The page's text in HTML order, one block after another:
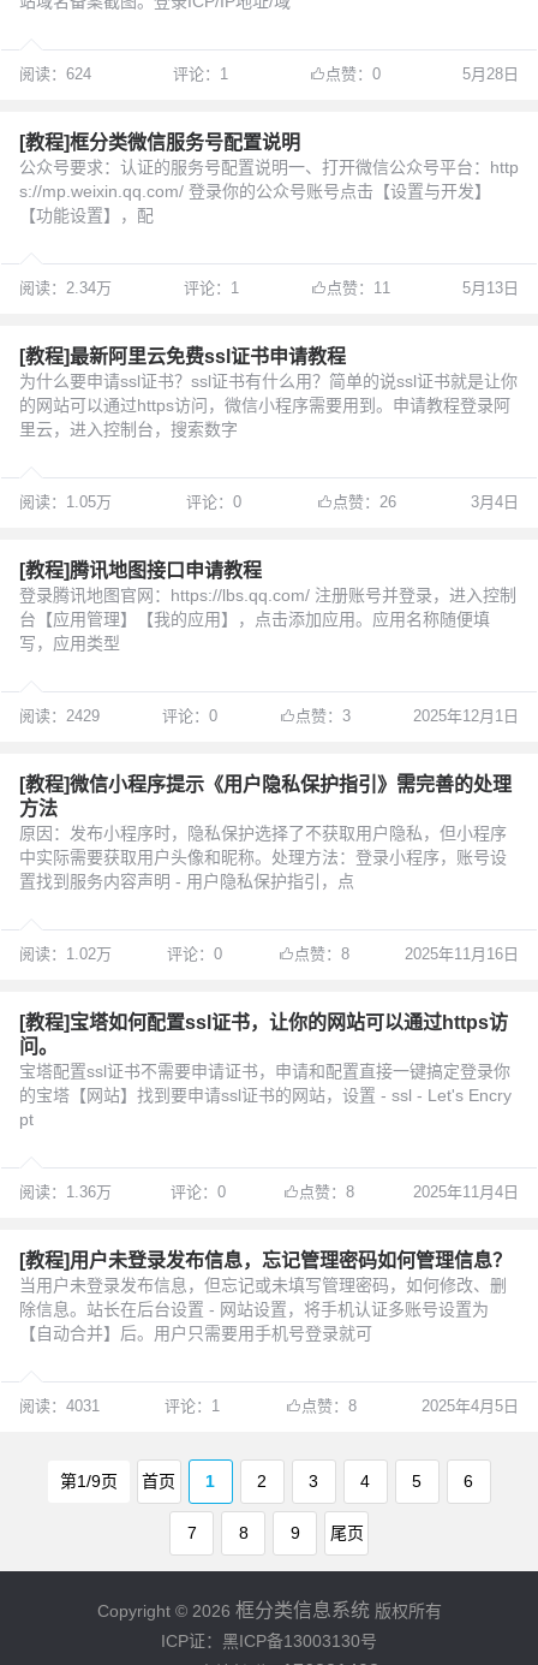
阅读：624 评论：1 点赞：0 5月28日
[教程]框分类微信服务号配置说明
公众号要求：认证的服务号配置说明一、打开微信公众号平台：http
s://mp.weixin.qq.com/ 登录你的公众号账号点击【设置与开发】
【功能设置】，配
阅读：2.34万 评论：1 点赞：11 5月13日
[教程]最新阿里云免费ssl证书申请教程
为什么要申请ssl证书？ssl证书有什么用？简单的说ssl证书就是让你
的网站可以通过https访问，微信小程序需要用到。申请教程登录阿
里云，进入控制台，搜索数字
阅读：1.05万 评论：0 点赞：26 3月4日
[教程]腾讯地图接口申请教程
登录腾讯地图官网：https://lbs.qq.com/ 注册账号并登录，进入控制
台【应用管理】【我的应用】，点击添加应用。应用名称随便填
写，应用类型
阅读：2429 评论：0 点赞：3 2025年12月1日
[教程]微信小程序提示《用户隐私保护指引》需完善的处理
方法
原因：发布小程序时，隐私保护选择了不获取用户隐私，但小程序
中实际需要获取用户头像和昵称。处理方法：登录小程序，账号设
置找到服务内容声明 - 用户隐私保护指引，点
阅读：1.02万 评论：0 点赞：8 2025年11月16日
[教程]宝塔如何配置ssl证书，让你的网站可以通过https访
问。
宝塔配置ssl证书不需要申请证书，申请和配置直接一键搞定登录你
的宝塔【网站】找到要申请ssl证书的网站，设置 - ssl - Let's Encry
pt
阅读：1.36万 评论：0 点赞：8 2025年11月4日
[教程]用户未登录发布信息，忘记管理密码如何管理信息？
当用户未登录发布信息，但忘记或未填写管理密码，如何修改、删
除信息。站长在后台设置 - 网站设置，将手机认证多账号设置为
【自动合并】后。用户只需要用手机号登录就可
阅读：4031 评论：1 点赞：8 2025年4月5日
第1/9页 首页 1 2 3 4 5 6
7 8 9 尾页
Copyright © 2026 框分类信息系统版权所有
ICP证：黑ICP备13003130号